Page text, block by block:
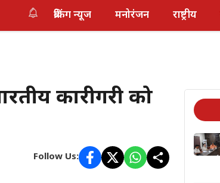
ब्रेकिंग न्यूज मनोरंजन राष्ट्रीय
कारीगरी को
Follow Us: